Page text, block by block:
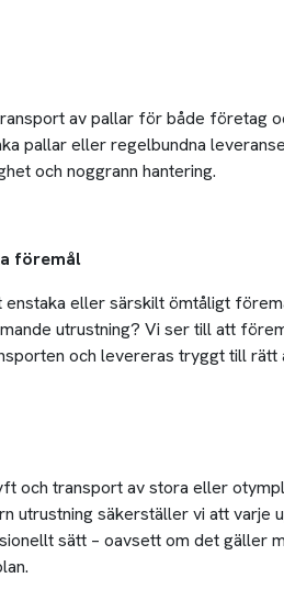
av pallar för både företag
pallar eller regelbundna
och noggrann hantering.
föremål
eller särskilt ömtåligt
utrustning? Vi ser till att
och levereras tryggt till rätt
och transport av stora eller
utrustning säkerställer vi att varje
sätt – oavsett om det gäller